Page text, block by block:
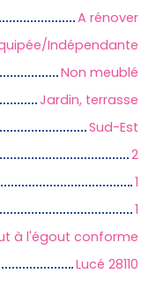
A rénover
Indépendante
Non meublé
Jardin, terrasse
Sud-Est
2
1
1
à l'égout conforme
Lucé 28110